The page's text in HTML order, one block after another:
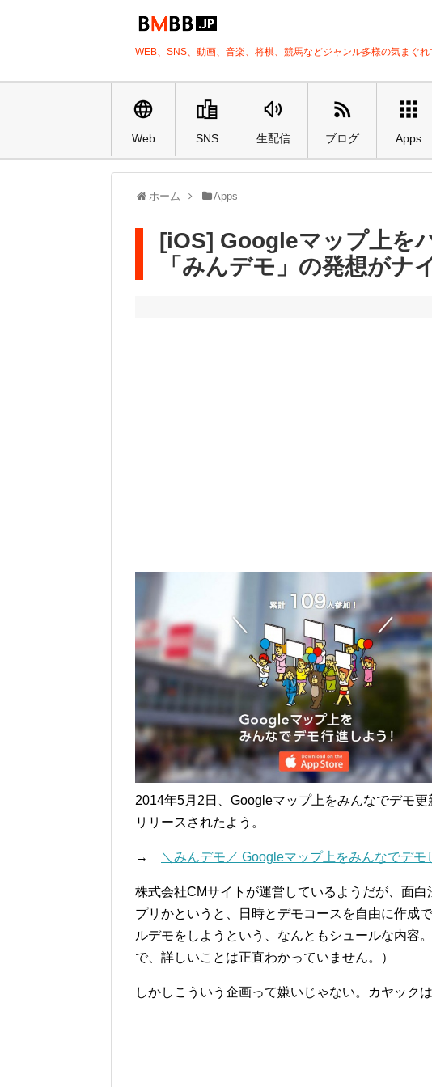
WEB、SNS、動画、音楽、将棋、競馬などジャンル多様の気まぐれ
Web SNS 生配信 ブログ Apps
ホーム Apps
[iOS] Googleマップ上を
「みんデモ」の発想がナ
2014年5月2日、Googleマップ上をみんなでデモ更
リリースされたよう。
→ ＼みんデモ／ Googleマップ上をみんなでデモ
株式会社CMサイトが運営しているようだが、面
プリかというと、日時とデモコースを自由に作成
ルデモをしようという、なんともシュールな内容
で、詳しいことは正直わかっていません。）
しかしこういう企画って嫌いじゃない。カヤック